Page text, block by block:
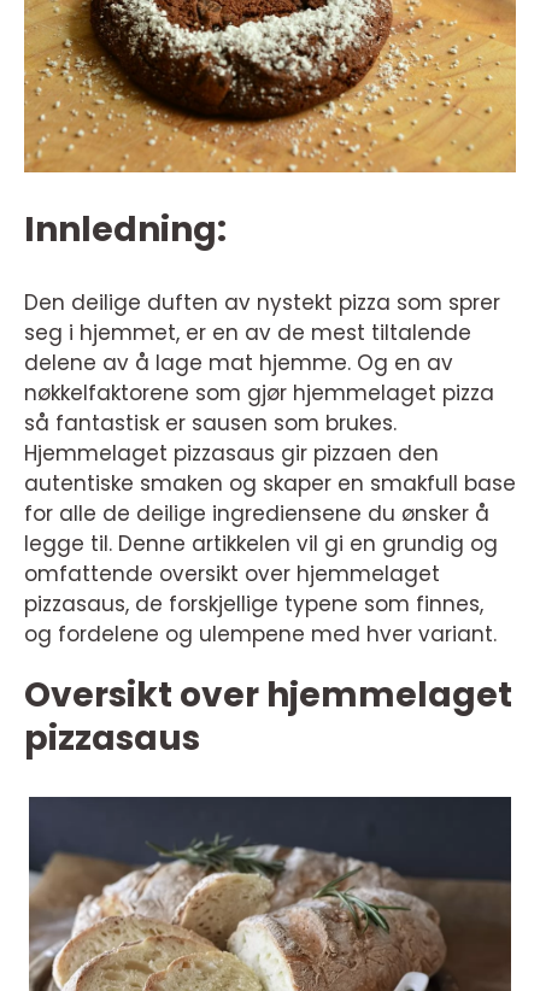
Innledning:
Den deilige duften av nystekt pizza som sprer
seg i hjemmet, er en av de mest tiltalende
delene av å lage mat hjemme. Og en av
nøkkelfaktorene som gjør hjemmelaget pizza
så fantastisk er sausen som brukes.
Hjemmelaget pizzasaus gir pizzaen den
autentiske smaken og skaper en smakfull base
for alle de deilige ingrediensene du ønsker å
legge til. Denne artikkelen vil gi en grundig og
omfattende oversikt over hjemmelaget
pizzasaus, de forskjellige typene som finnes,
og fordelene og ulempene med hver variant.
Oversikt over hjemmelaget
pizzasaus